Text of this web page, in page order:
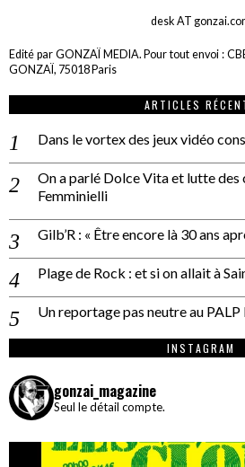
desk AT
Edité par GONZAÏ MEDIA. Pour tout envoi :
GONZAÏ, 75018 Paris
ARTICLES
Dans le vortex des jeux vidéo
On a parlé Dolce Vita et lutte des
Femminielli
Gilb’R : « Être encore là 30 ans
Plage de Rock : et si on allait à
Un reportage pas neutre au PALP
INSTAGRAM
gonzai_magazine
Seul le détail compte.